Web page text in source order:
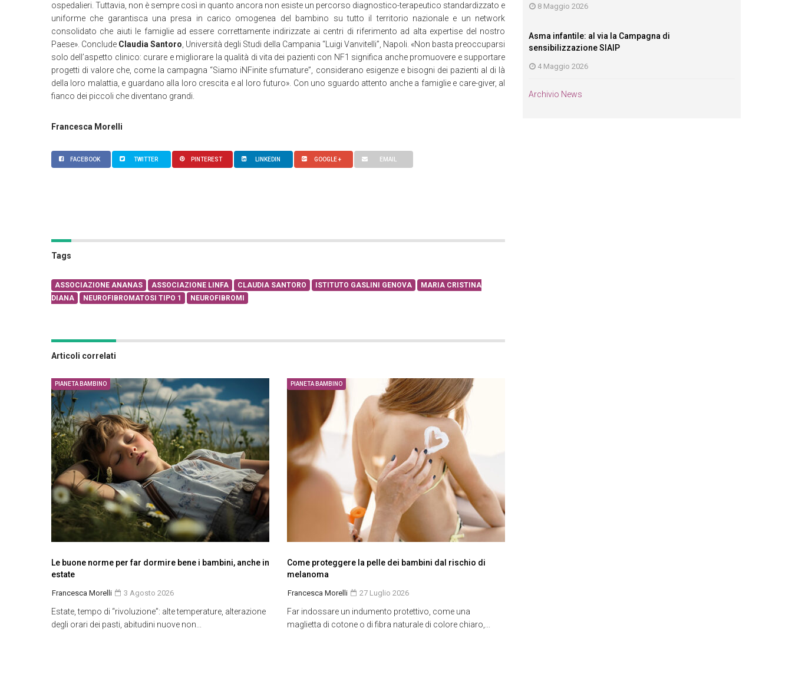
ospedalieri. Tuttavia, non è sempre così in quanto ancora non esiste un percorso diagnostico-terapeutico standardizzato e
uniforme che garantisca una presa in carico omogenea del bambino su tutto il territorio nazionale e un network
consolidato che aiuti le famiglie ad essere correttamente indirizzate ai centri di riferimento ad alta expertise del nostro
Paese». Conclude Claudia Santoro , Università degli Studi della Campania “Luigi Vanvitelli”, Napoli. «Non basta preoccuparsi
solo dell’aspetto clinico: curare e migliorare la qualità di vita dei pazienti con NF1 significa anche promuovere e supportare
progetti di valore che, come la campagna “Siamo iNFinite sfumature”, considerano esigenze e bisogni dei pazienti al di là
della loro malattia, e guardano alla loro crescita e al loro futuro». Con uno sguardo attento anche a famiglie e care-giver, al
fianco dei piccoli che diventano grandi.
Francesca Morelli
FACEBOOK TWITTER PINTEREST LINKEDIN GOOGLE + EMAIL
Tags
ASSOCIAZIONE ANANAS ASSOCIAZIONE LINFA CLAUDIA SANTORO ISTITUTO GASLINI GENOVA
MARIA CRISTINA
DIANA
NEUROFIBROMATOSI TIPO 1 NEUROFIBROMI
Articoli correlati
PIANETA BAMBINO
Le buone norme per far dormire bene i bambini, anche in
estate
Francesca Morelli 3 Agosto 2026
Estate, tempo di “rivoluzione”: alte temperature, alterazione
degli orari dei pasti, abitudini nuove non...
PIANETA BAMBINO
Come proteggere la pelle dei bambini dal rischio di
melanoma
Francesca Morelli 27 Luglio 2026
Far indossare un indumento protettivo, come una
maglietta di cotone o di fibra naturale di colore chiaro,...
8 Maggio 2026
Asma infantile: al via la Campagna di
sensibilizzazione SIAIP
4 Maggio 2026
Archivio News